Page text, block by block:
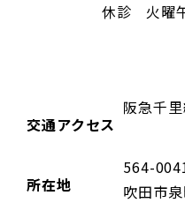
休診 火曜
交通アクセス
阪急千
所在地
564-
吹田市